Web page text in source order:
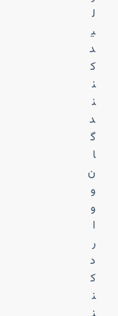
ل
ی
د
ک
ن
ن
د
گ
ا
ن
و
و
ا
ر
د
ک
ن